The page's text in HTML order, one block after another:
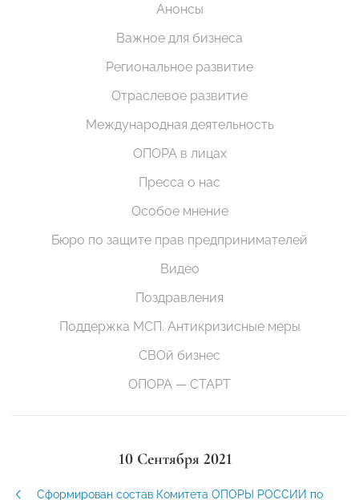
Анонсы
Важное для бизнеса
Региональное развитие
Отраслевое развитие
Международная деятельность
ОПОРА в лицах
Пресса о нас
Особое мнение
Бюро по защите прав предпринимателей
Видео
Поздравления
Поддержка МСП. Антикризисные меры
СВОй бизнес
ОПОРА — СТАРТ
10 Сентября 2021
Сформирован состав Комитета ОПОРЫ РОССИИ по